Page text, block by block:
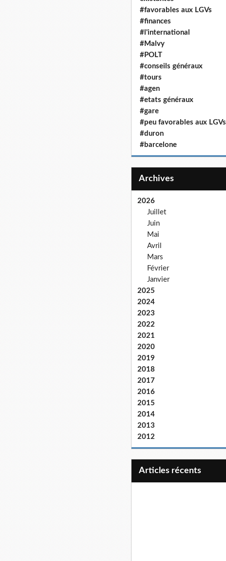
#favorables aux LGVs
#finances
#l'international
#Malvy
#POLT
#conseils généraux
#tours
#agen
#etats généraux
#gare
#peu favorables aux LGVs
#duron
#barcelone
Archives
2026
Juillet
Juin
Mai
Avril
Mars
Février
Janvier
2025
2024
2023
2022
2021
2020
2019
2018
2017
2016
2015
2014
2013
2012
articles récents